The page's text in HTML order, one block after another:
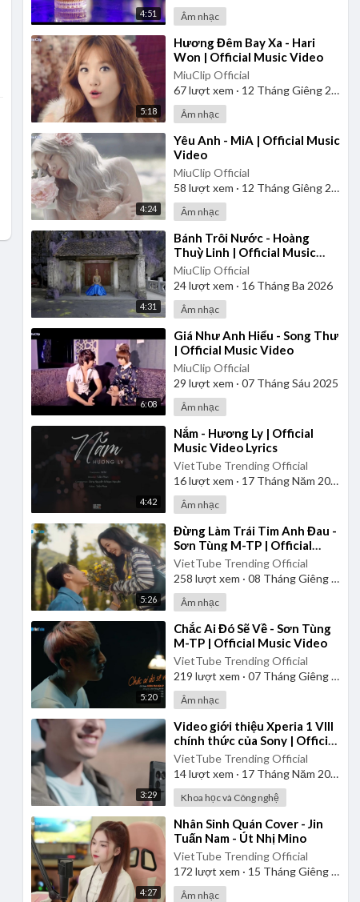
4:51 Âm nhạc
5:18
⁣Hương Đêm Bay Xa - Hari
Won | Official Music Video
MiuClip Official
67lượt xem · 12 Tháng Giêng 2025
Âm nhạc
4:24
⁣Yêu Anh - MiA | Official Music
Video
MiuClip Official
58 lượt xem · 12 Tháng Giêng 2025
Âm nhạc
4:31
⁣Bánh Trôi Nước - Hoàng
Thuỳ Linh | Official Music
Video
MiuClip Official
24lượt xem · 16 Tháng Ba 2026
Âm nhạc
6:08
⁣Giá Như Anh Hiểu - Song Thư
| Official Music Video
MiuClip Official
29 lượt xem · 07 Tháng Sáu 2025
Âm nhạc
4:42
⁣Nắm - Hương Ly | Official
Music Video Lyrics
VietTube Trending Official
16lượt xem · 17 Tháng Năm 2026
Âm nhạc
5:26
⁣Đừng Làm Trái Tim Anh Đau -
Sơn Tùng M-TP | Official
Music Video
VietTube Trending Official
258 lượt xem · 08 Tháng Giêng 2025
Âm nhạc
5:20
⁣Chắc Ai Đó Sẽ Về - Sơn Tùng
M-TP | Official Music Video
VietTube Trending Official
219 lượt xem · 07 Tháng Giêng 2025
Âm nhạc
3:29
⁣Video giới thiệu Xperia 1 VIII
chính thức của Sony | Official
Product Video
VietTube Trending Official
14lượt xem · 17 Tháng Năm 2026
Khoa học và Công nghệ
4:27
⁣Nhân Sinh Quán Cover - Jin
Tuấn Nam - Út Nhị Mino
VietTube Trending Official
172 lượt xem · 15 Tháng Giêng 2025
Âm nhạc